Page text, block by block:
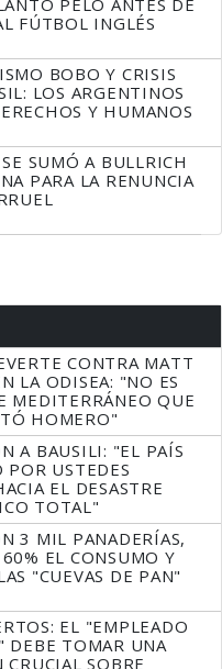
PELO ANTES DE
FÚTBOL INGLÉS
BOBO Y CRISIS
LOS ARGENTINOS
Y HUMANOS
SUMÓ A BULLRICH
PARA LA RENUNCIA
CONTRA MATT
LA ODISEA: "NO ES
MEDITERRÁNEO QUE
HOMERO"
A BAUSILI: "EL PAÍS
USTEDES
EL DESASTRE
TOTAL"
3 MIL PANADERÍAS,
EL CONSUMO Y
"CUEVAS DE PAN"
EL "EMPLEADO
DEBE TOMAR UNA
CRUCIAL SOBRE